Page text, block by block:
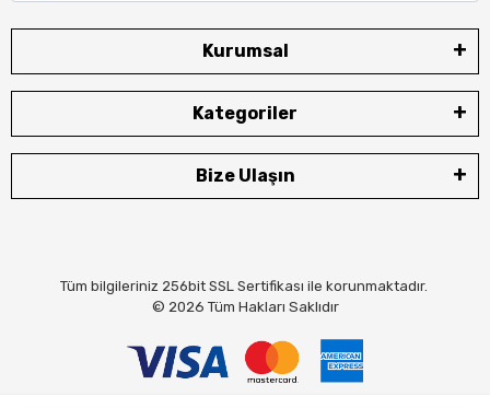
Kurumsal
Kategoriler
Bize Ulaşın
Tüm bilgileriniz 256bit SSL Sertifikası ile korunmaktadır.
© 2026 Tüm Hakları Saklıdır